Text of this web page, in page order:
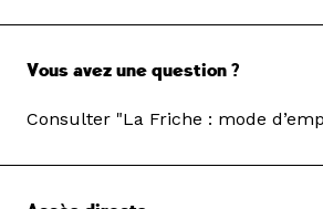
Vous avez une question ?
Consulter "La Friche : mode